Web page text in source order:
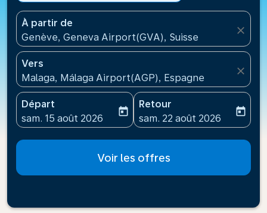
À partir de
Genève, Geneva Airport(GVA), Suisse
close
Vers
Malaga, Málaga Airport(AGP), Espagne
close
Départ
fc-booking-departure-date-aria-label
sam. 15 août 2026
today
Retour
fc-booking-return-date-
sam. 22 août 2026
today
Voir les offres